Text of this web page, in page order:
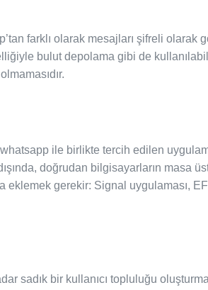
farklı olarak mesajları şifreli
bulut depolama gibi de
ile birlikte tercih edilen
doğrudan bilgisayarların masa
gerekir: Signal uygulaması,
sadık bir kullanıcı topluluğu